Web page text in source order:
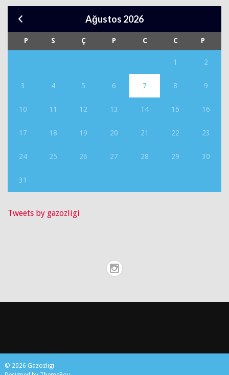
Ağustos 2026
P S Ç P C C P
1 2
3 4 5 6 7 8 9
10 11 12 13 14 15 16
17 18 19 20 21 22 23
24 25 26 27 28 29 30
31
Tweets by gazozligi
© 2026 Gazozligi